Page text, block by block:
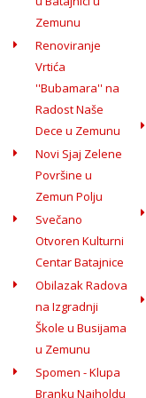
Zemunu
Renoviranje
Vrtića
''Bubamara'' na
Radost Naše
Dece u Zemunu
Novi Sjaj Zelene
Površine u
Zemun Polju
Svečano
Otvoren Kulturni
Centar Batajnice
Obilazak Radova
na Izgradnji
Škole u Busijama
u Zemunu
Spomen - Klupa
Branku Najholdu